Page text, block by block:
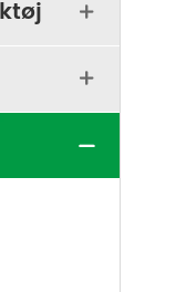


